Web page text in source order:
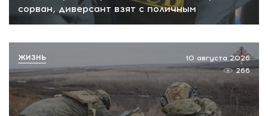
сорван, диверсант взят с поличным
10 августа 2026
266
ЖИЗНЬ